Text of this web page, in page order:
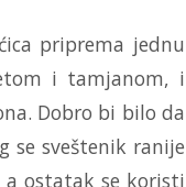
priprema jednu
i tamjanom, i
Dobro bi bilo da
se sveštenik ranije
a ostatak se koristi